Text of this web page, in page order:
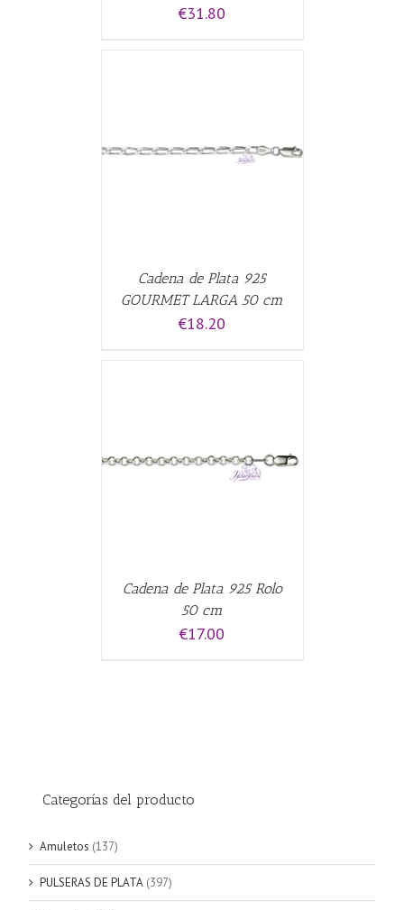
€31.80
Cadena de Plata 925
GOURMET LARGA 50 cm
€18.20
Cadena de Plata 925 Rolo
50 cm
€17.00
Categorías del producto
Amuletos (137)
PULSERAS DE PLATA (397)